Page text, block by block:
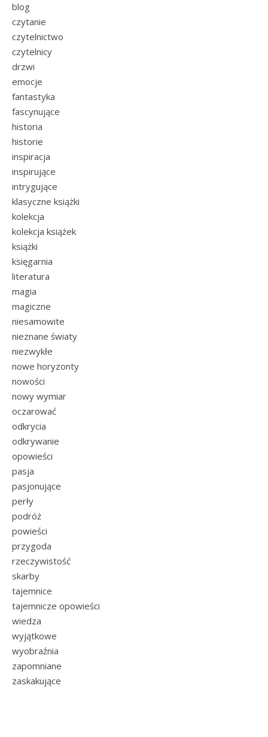
blog
czytanie
czytelnictwo
czytelnicy
drzwi
emocje
fantastyka
fascynujące
historia
historie
inspiracja
inspirujące
intrygujące
klasyczne książki
kolekcja
kolekcja książek
książki
księgarnia
literatura
magia
magiczne
niesamowite
nieznane światy
niezwykłe
nowe horyzonty
nowości
nowy wymiar
oczarować
odkrycia
odkrywanie
opowieści
pasja
pasjonujące
perły
podróż
powieści
przygoda
rzeczywistość
skarby
tajemnice
tajemnicze opowieści
wiedza
wyjątkowe
wyobraźnia
zapomniane
zaskakujące